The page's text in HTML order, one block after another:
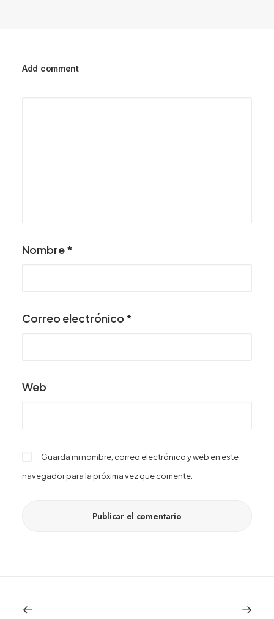
Add comment
Nombre*
Correo electrónico *
Web
Guarda mi nombre, correo electrónico y web en este
navegador para la próxima vez que comente.